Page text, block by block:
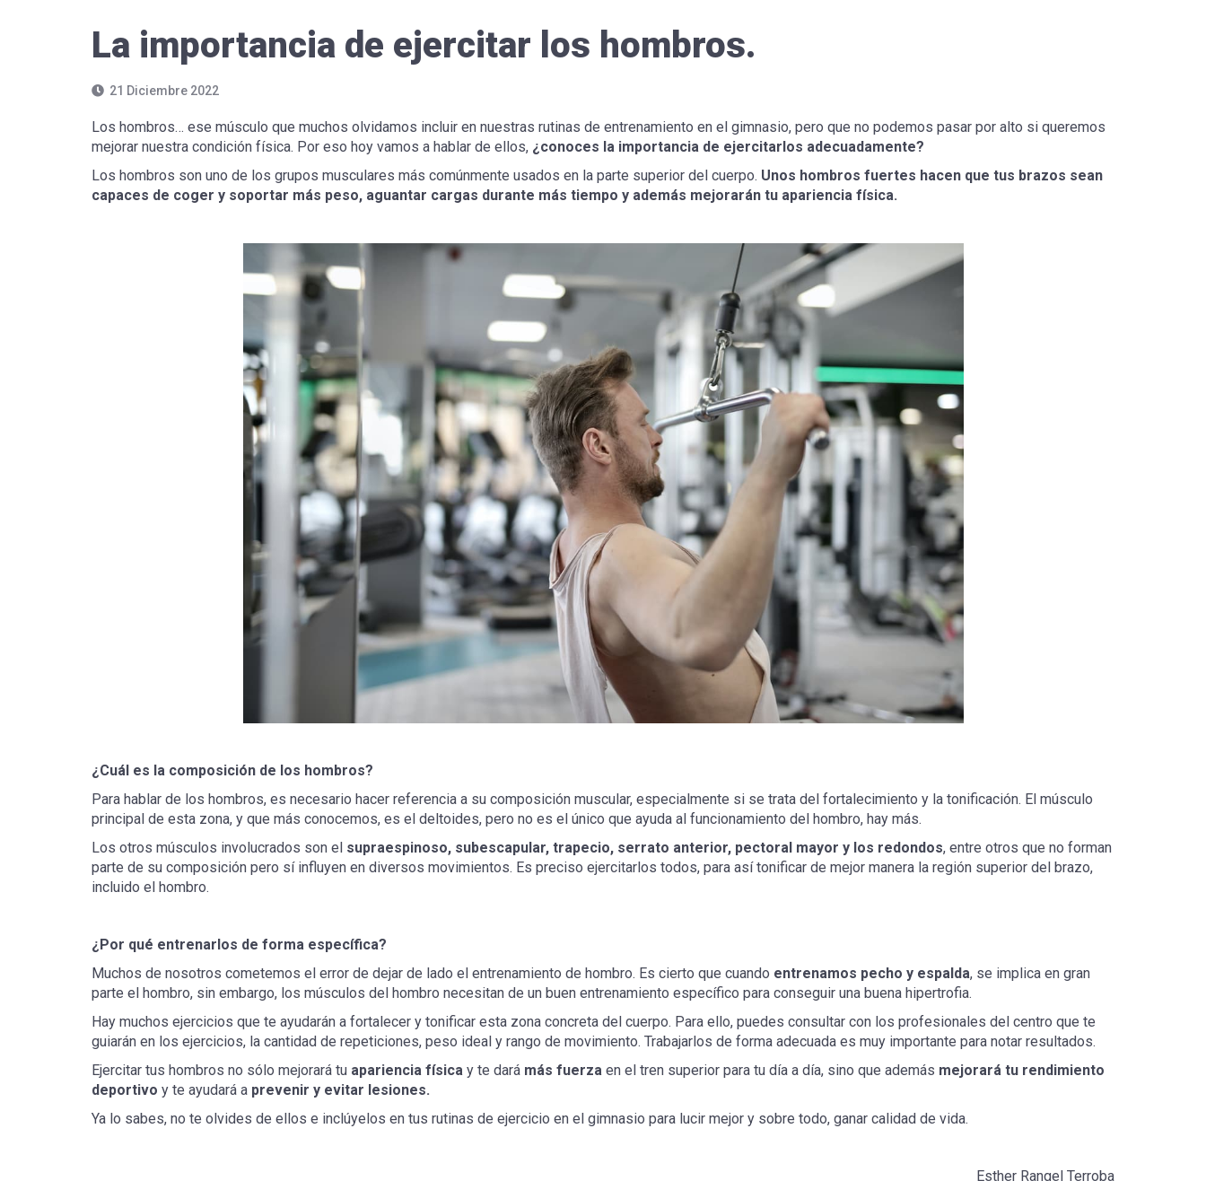
La importancia de ejercitar los hombros.
21 Diciembre 2022
Los hombros… ese músculo que muchos olvidamos incluir en nuestras rutinas de entrenamiento en el gimnasio, pero que no podemos pasar por alto si queremos
mejorar nuestra condición física. Por eso hoy vamos a hablar de ellos, ¿conoces la importancia de ejercitarlos adecuadamente?
Los hombros son uno de los grupos musculares más comúnmente usados en la parte superior del cuerpo. Unos hombros fuertes hacen que tus brazos sean
capaces de coger y soportar más peso, aguantar cargas durante más tiempo y además mejorarán tu apariencia física.
¿Cuál es la composición de los hombros?
Para hablar de los hombros, es necesario hacer referencia a su composición muscular, especialmente si se trata del fortalecimiento y la tonificación. El músculo
principal de esta zona, y que más conocemos, es el deltoides, pero no es el único que ayuda al funcionamiento del hombro, hay más.
Los otros músculos involucrados son el supraespinoso, subescapular, trapecio, serrato anterior, pectoral mayor y los redondos, entre otros que no forman
parte de su composición pero sí influyen en diversos movimientos. Es preciso ejercitarlos todos, para así tonificar de mejor manera la región superior del brazo,
incluido el hombro.
¿Por qué entrenarlos de forma específica?
Muchos de nosotros cometemos el error de dejar de lado el entrenamiento de hombro. Es cierto que cuando entrenamos pecho y espalda, se implica en gran
parte el hombro, sin embargo, los músculos del hombro necesitan de un buen entrenamiento específico para conseguir una buena hipertrofia.
Hay muchos ejercicios que te ayudarán a fortalecer y tonificar esta zona concreta del cuerpo. Para ello, puedes consultar con los profesionales del centro que te
guiarán en los ejercicios, la cantidad de repeticiones, peso ideal y rango de movimiento. Trabajarlos de forma adecuada es muy importante para notar resultados.
Ejercitar tus hombros no sólo mejorará tu apariencia física y te dará más fuerza en el tren superior para tu día a día, sino que además mejorará tu rendimiento
deportivo y te ayudará a prevenir y evitar lesiones.
Ya lo sabes, no te olvides de ellos e inclúyelos en tus rutinas de ejercicio en el gimnasio para lucir mejor y sobre todo, ganar calidad de vida.
Esther Rangel Terroba